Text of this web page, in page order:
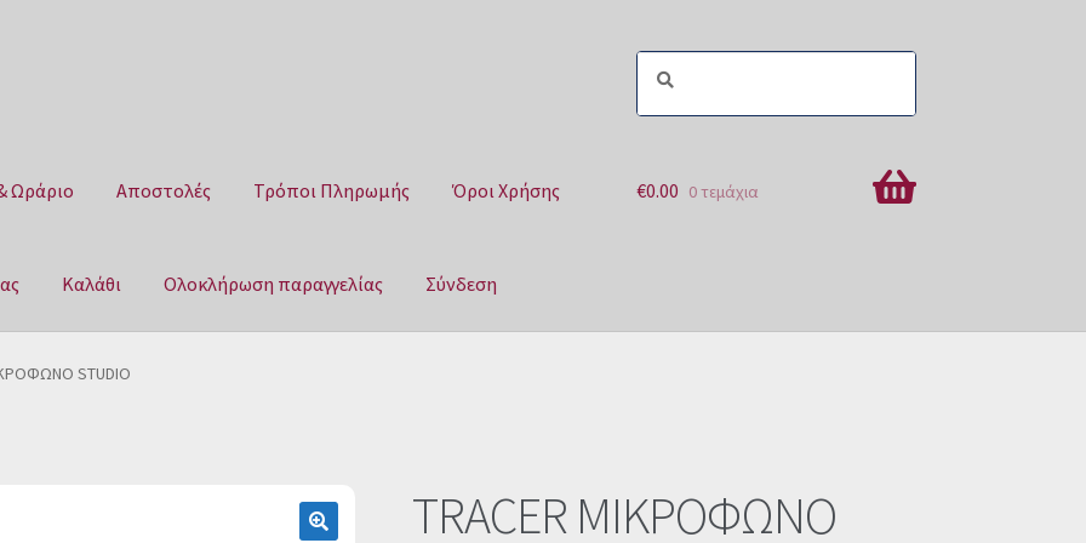
Ωράριο Αποστολές Τρόποι Πληρωμής Όροι Χρήσης
Καλάθι Ολοκλήρωση παραγγελίας Σύνδεση
€0.00 0 τεμάχια
STUDIO
TRACER ΜΙΚΡΟΦΩΝΟ